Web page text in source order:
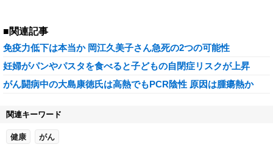
■関連記事
免疫力低下は本当か 岡江久美子さん急死の2つの可能性
妊婦がパンやパスタを食べると子どもの自閉症リスクが上昇
がん闘病中の大島康徳氏は高熱でもPCR陰性 原因は腫瘍熱か
関連キーワード
健康 がん